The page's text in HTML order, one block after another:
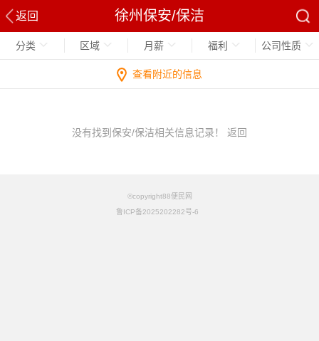
返回 徐州保安/保洁
分类 区域 月薪 福利 公司性质
查看附近的信息
没有找到保安/保洁相关信息记录！ 返回
©copyright88便民网
鲁ICP备2025202282号-6